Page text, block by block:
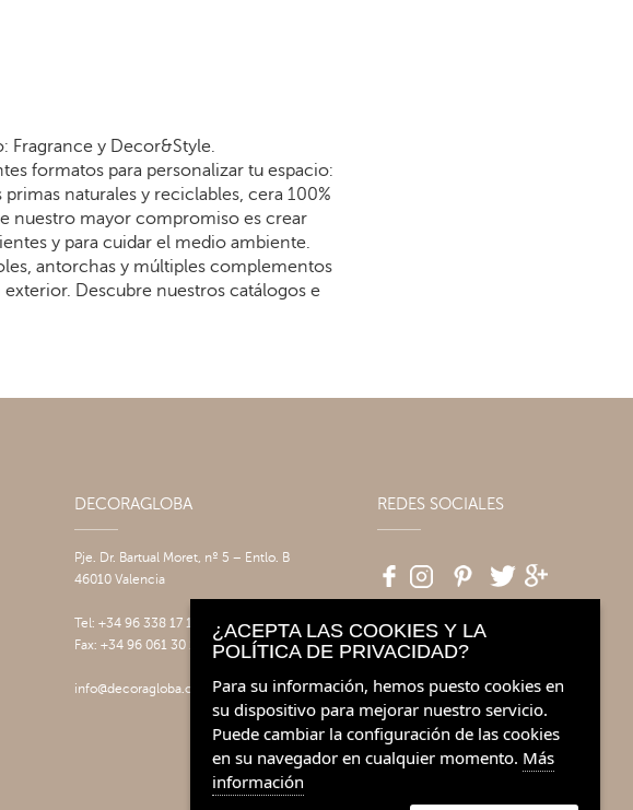
Fragrance y Decor&Style.
formatos para personalizar tu espacio:
naturales y reciclables, cera 100%
nuestro mayor compromiso es crear
y para cuidar el medio ambiente.
antorchas y múltiples complementos
Descubre nuestros catálogos e
DECORAGLOBA
Pje. Dr. Bartual Moret, nº 5 – Entlo. B
46010 Valencia
Tel: +34 96 338 17 17
Fax: +34 96 061 30 14
info@decoragloba.com
REDES SOCIALES
¿ACEPTA LAS COOKIES Y LA
POLÍTICA DE PRIVACIDAD?
Para su información, hemos puesto cookies en
su dispositivo para mejorar nuestro servicio.
Puede cambiar la configuración de las cookies
en su navegador en cualquier momento. Más
información